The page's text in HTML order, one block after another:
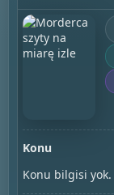
Konu
Konu bilgisi yok.